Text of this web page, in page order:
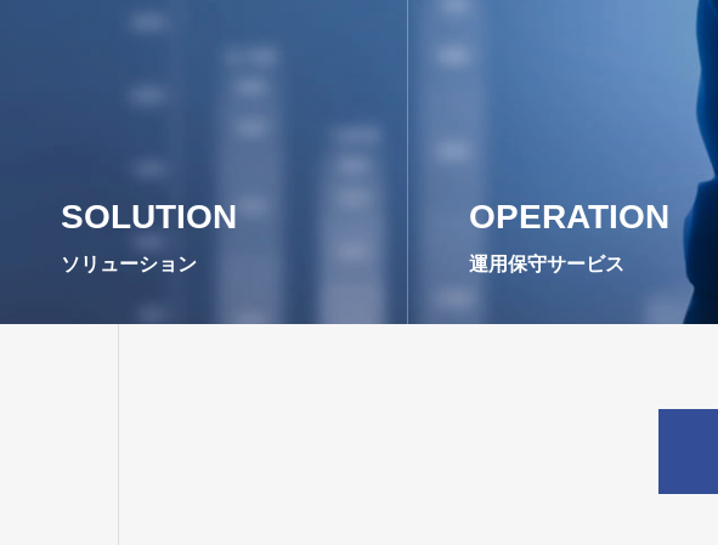
SOLUTION
ソリューション
OPERATION
運用保守サービス